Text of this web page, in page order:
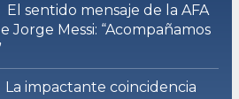
El sentido mensaje de la AFA
Jorge Messi: “Acompañamos
La impactante coincidencia